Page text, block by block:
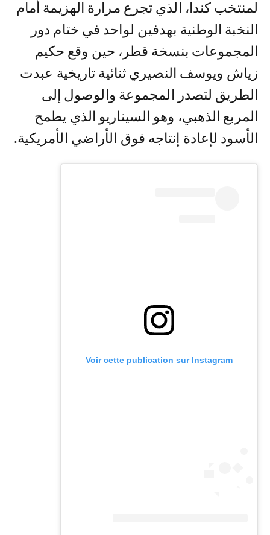
لمنتخب كندا، الذي تجرع مرارة الهزيمة أمام
النخبة الوطنية بهدفين لواحد في ختام دور
المجموعات بنسخة قطر، حين وقع حكيم
زياش ويوسف النصيري ثنائية تاريخية عبدت
الطريق لتصدر المجموعة والوصول إلى
المربع الذهبي، وهو السيناريو الذي يطمح
الأسود لإعادة إنتاجه فوق الأراضي الأمريكية.
Voir cette publication sur Instagram